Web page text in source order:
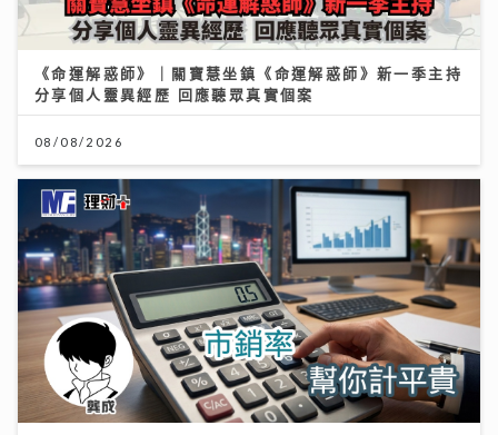
《命運解惑師》｜關寶慧坐鎮《命運解惑師》新一季主持
分享個人靈異經歷 回應聽眾真實個案
08/08/2026